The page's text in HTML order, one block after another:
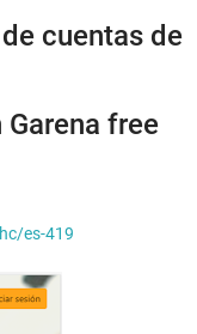
cuentas de
free
es-419